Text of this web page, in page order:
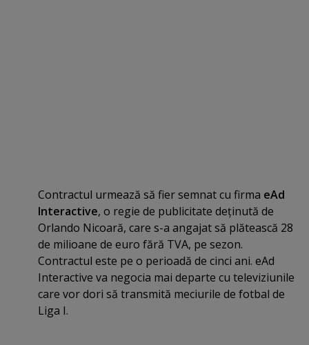
Contractul urmează să fier semnat cu firma eAd
Interactive, o regie de publicitate deţinută de
Orlando Nicoară, care s-a angajat să plătească 28
de milioane de euro fără TVA, pe sezon.
Contractul este pe o perioadă de cinci ani. eAd
Interactive va negocia mai departe cu televiziunile
care vor dori să transmită meciurile de fotbal de
Liga I.